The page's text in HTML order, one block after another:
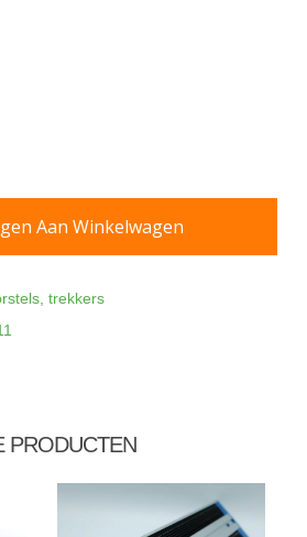
Aan Winkelwagen
trekkers
PRODUCTEN